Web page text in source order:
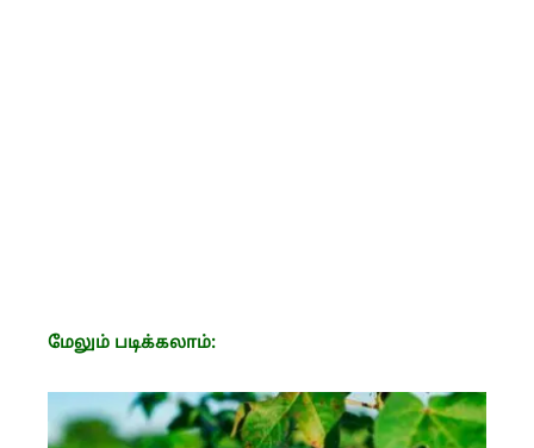
மேலும் படிக்கலாம்: